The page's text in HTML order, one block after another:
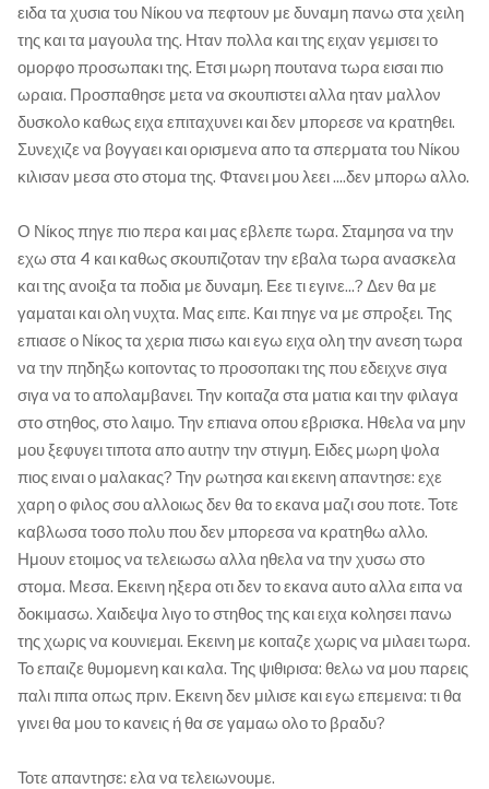
ειδα τα χυσια του Νίκου να πεφτουν με δυναμη πανω στα χειλη
της και τα μαγουλα της. Ηταν πολλα και της ειχαν γεμισει το
ομορφο προσωπακι της. Ετσι μωρη πουτανα τωρα εισαι πιο
ωραια. Προσπαθησε μετα να σκουπιστει αλλα ηταν μαλλον
δυσκολο καθως ειχα επιταχυνει και δεν μπορεσε να κρατηθει.
Συνεχιζε να βογγαει και ορισμενα απο τα σπερματα του Νίκου
κιλισαν μεσα στο στομα της. Φτανει μου λεει ....δεν μπορω αλλο.
Ο Νίκος πηγε πιο περα και μας εβλεπε τωρα. Σταμησα να την
εχω στα 4 και καθως σκουπιζοταν την εβαλα τωρα ανασκελα
και της ανοιξα τα ποδια με δυναμη. Εεε τι εγινε...? Δεν θα με
γαμαται και ολη νυχτα. Μας ειπε. Και πηγε να με σπροξει. Της
επιασε ο Νίκος τα χερια πισω και εγω ειχα ολη την ανεση τωρα
να την πηδηξω κοιτοντας το προσοπακι της που εδειχνε σιγα
σιγα να το απολαμβανει. Την κοιταζα στα ματια και την φιλαγα
στο στηθος, στο λαιμο. Την επιανα οπου εβρισκα. Ηθελα να μην
μου ξεφυγει τιποτα απο αυτην την στιγμη. Ειδες μωρη ψολα
πιος ειναι ο μαλακας? Την ρωτησα και εκεινη απαντησε: εχε
χαρη ο φιλος σου αλλοιως δεν θα το εκανα μαζι σου ποτε. Τοτε
καβλωσα τοσο πολυ που δεν μπορεσα να κρατηθω αλλο.
Ημουν ετοιμος να τελειωσω αλλα ηθελα να την χυσω στο
στομα. Μεσα. Εκεινη ηξερα οτι δεν το εκανα αυτο αλλα ειπα να
δοκιμασω. Χαιδεψα λιγο το στηθος της και ειχα κολησει πανω
της χωρις να κουνιεμαι. Εκεινη με κοιταζε χωρις να μιλαει τωρα.
Το επαιζε θυμομενη και καλα. Της ψιθιρισα: θελω να μου παρεις
παλι πιπα οπως πριν. Εκεινη δεν μιλισε και εγω επεμεινα: τι θα
γινει θα μου το κανεις ή θα σε γαμαω ολο το βραδυ?
Τοτε απαντησε: ελα να τελειωνουμε.